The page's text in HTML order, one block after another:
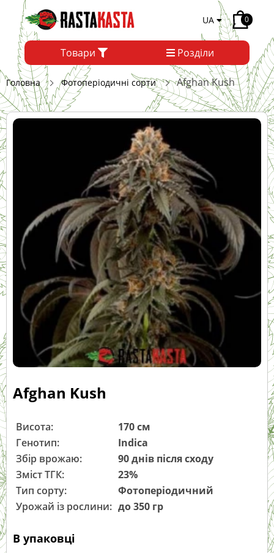
UA 0
Товари Розділи
Головна Фотоперіодичні сорти Afghan Kush
Afghan Kush
Висота:
170 см
Генотип:
Indica
Збір врожаю:
90 днів після сходу
Зміст ТГК:
23%
Тип сорту:
Фотоперіодичний
Урожай із рослини: до 350 гр
В упаковці